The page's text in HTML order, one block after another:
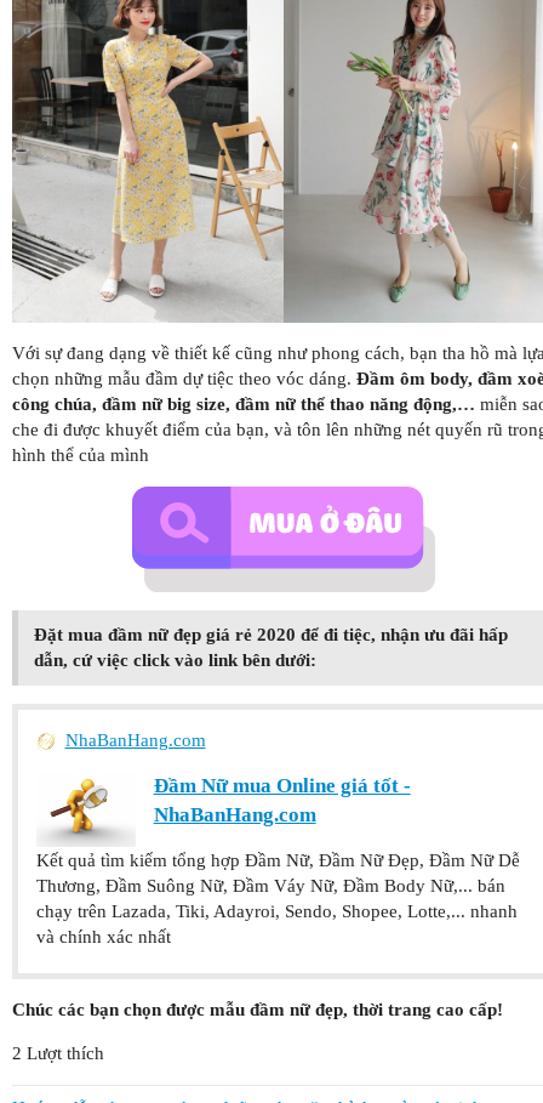
Với sự đang dạng về thiết kế cũng như phong cách, bạn tha hồ mà
chọn những mẫu đầm dự tiệc theo vóc dáng. Đầm ôm body, đầm
công chúa, đầm nữ big size, đầm nữ thể thao năng động,… miễn
che đi được khuyết điểm của bạn, và tôn lên những nét quyến rũ
hình thể của mình
Đặt mua đầm nữ đẹp giá rẻ 2020 để đi tiệc, nhận ưu đãi hấp
dẫn, cứ việc click vào link bên dưới:
NhaBanHang.com
Đầm Nữ mua Online giá tốt -
NhaBanHang.com
Kết quả tìm kiếm tổng hợp Đầm Nữ, Đầm Nữ Đẹp, Đầm Nữ Dễ
Thương, Đầm Suông Nữ, Đầm Váy Nữ, Đầm Body Nữ,... bán
chạy trên Lazada, Tiki, Adayroi, Sendo, Shopee, Lotte,... nhanh
và chính xác nhất
Chúc các bạn chọn được mẫu đầm nữ đẹp, thời trang cao cấp!
2 Lượt thích